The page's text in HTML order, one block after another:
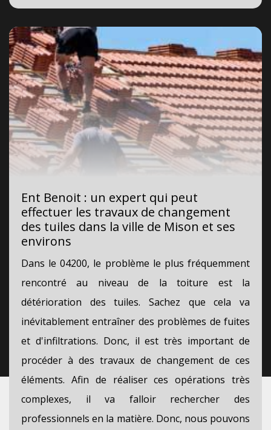
Ent Benoit : un expert qui peut
effectuer les travaux de changement
des tuiles dans la ville de Mison et ses
environs
Dans le 04200, le problème le plus fréquemment
rencontré au niveau de la toiture est la
détérioration des tuiles. Sachez que cela va
inévitablement entraîner des problèmes de fuites
et d'infiltrations. Donc, il est très important de
procéder à des travaux de changement de ces
éléments. Afin de réaliser ces opérations très
complexes, il va falloir rechercher des
professionnels en la matière. Donc, nous pouvons